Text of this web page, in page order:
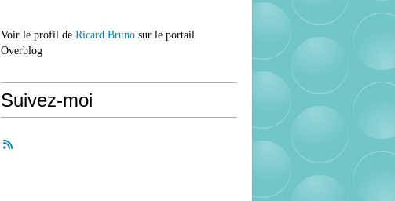
Voir le profil de Ricard Bruno sur le portail
Overblog
Suivez-moi